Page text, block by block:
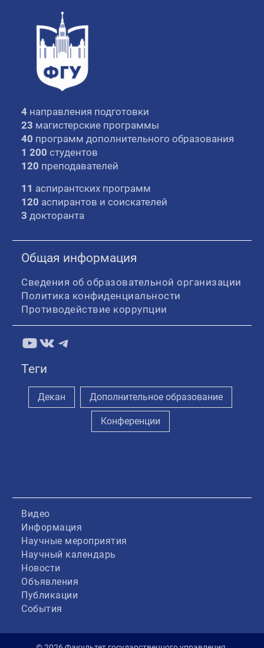
4 направления подготовки
23 магистерские программы
40 программ дополнительного образования
1 200 студентов
120 преподавателей
11 аспирантских программ
120 аспирантов и соискателей
3 докторанта
Общая информация
Сведения об образовательной организации
Политика конфиденциальности
Противодействие коррупции
YouTube
ВКонтакте
Telegram
Теги
Декан Дополнительное образование
Конференции
Видео
Информация
Научные мероприятия
Научный календарь
Новости
Объявления
Публикации
События